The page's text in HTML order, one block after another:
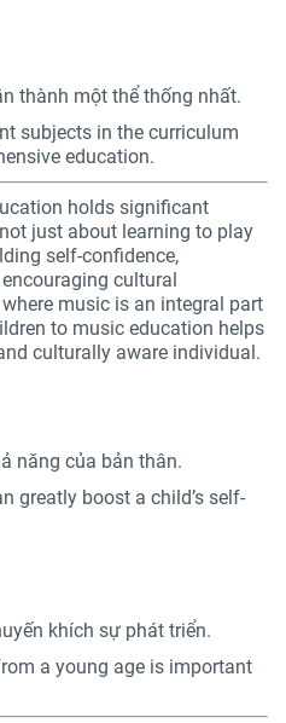
thành một thể thống nhất.
subjects in the curriculum
education.
holds significant
just about learning to play
self-confidence,
cultural
music is an integral part
to music education helps
culturally aware individual.
năng của bản thân.
greatly boost a child’s self-
khích sự phát triển.
a young age is important